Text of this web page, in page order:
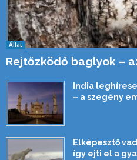
Állat
Rejtőzködő baglyok –
India
– a szegény
Elképesztő
így ejti el a